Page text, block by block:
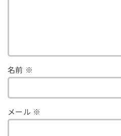
名前 ※
メール ※